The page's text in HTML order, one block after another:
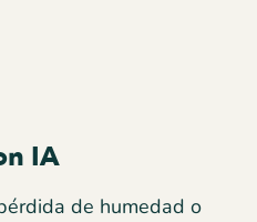
IA
de humedad o